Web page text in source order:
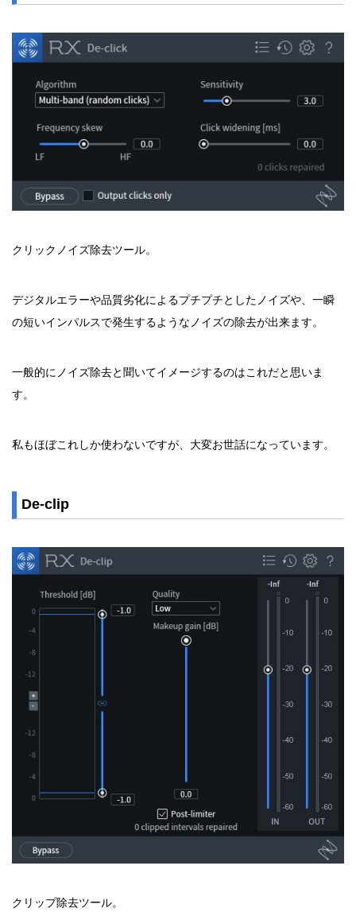
クリックノイズ除去ツール。
デジタルエラーや品質劣化によるプチプチとしたノイズや、一瞬
の短いインパルスで発生するようなノイズの除去が出来ます。
一般的にノイズ除去と聞いてイメージするのはこれだと思いま
す。
私もほぼこれしか使わないですが、大変お世話になっています。
De-clip
クリップ除去ツール。